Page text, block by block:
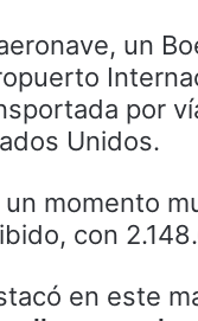
un
por
Unidos.
un momento
con
en este